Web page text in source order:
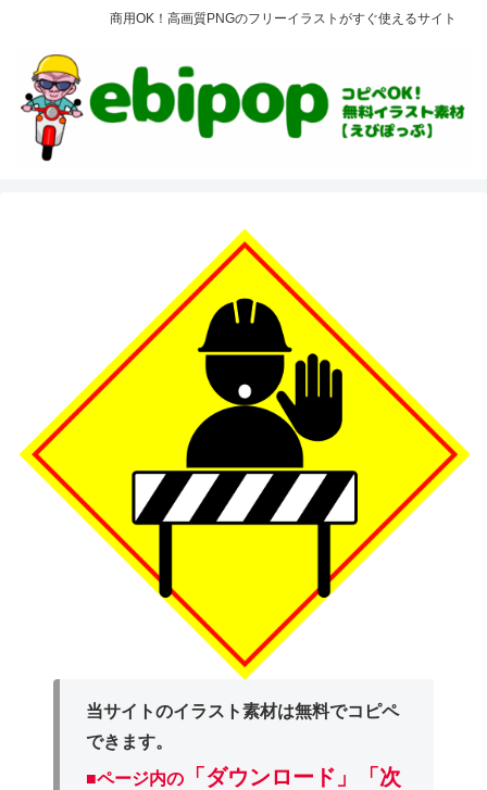
商用OK！高画質PNGのフリーイラストがすぐ使えるサイト
当サイトのイラスト素材は無料でコピペ
できます。
■ページ内の
「ダウンロード」
「次